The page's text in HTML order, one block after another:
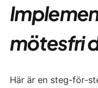
mötesfri
Här är en steg-för-